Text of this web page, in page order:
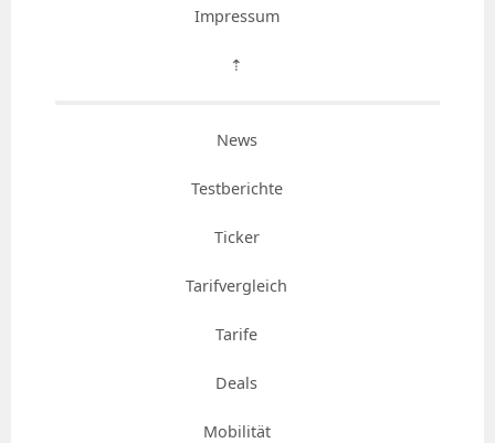
Impressum
⇡
News
Testberichte
Ticker
Tarifvergleich
Tarife
Deals
Mobilität